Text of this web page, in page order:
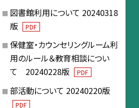
図書館利用について 20240318
版
PDF
保健室・カウンセリングルーム利
用のルール＆教育相談につい
て 20240228版
PDF
部活動について 20240220版
PDF